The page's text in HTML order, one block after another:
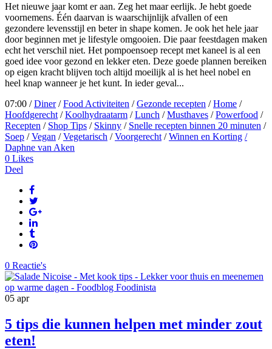
Het nieuwe jaar komt er aan. Zeg het maar eerlijk. Je hebt goede
voornemens. Één daarvan is waarschijnlijk afvallen of een
gezondere levensstijl en beter in shape komen. Je ook het hele jaar
door beginnen met je lifestyle omgooien. Die paar feestdagen maken
echt het verschil niet. Het pompoensoep recept met kaneel is al een
goed idee voor gezond en lekker eten. Deze goede plannen bereiken
op eigen kracht blijven toch altijd moeilijk al is het heel nobel en
heel knap wanneer je het kunt. In ieder geval...
07:00 /Diner/Food Activiteiten /Gezonde recepten /Home /
Hoofdgerecht /Koolhydraatarm /Lunch /Musthaves /Powerfood /
Recepten / Shop Tips / Skinny / Snelle recepten binnen 20 minuten /
Soep /Vegan /Vegetarisch /Voorgerecht /Winnen en Korting /
Daphne van Aken
0 Likes
Deel
0 Reactie's
05 apr
5 tips die kunnen helpen met minder zout
eten!